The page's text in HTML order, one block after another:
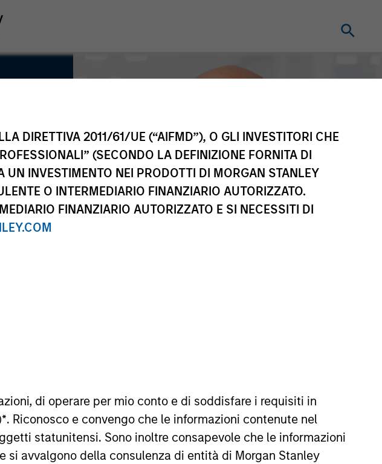
DIRETTIVA 2011/61/UE (“AIFMD”), O GLI INVESTITORI CHE
(SECONDO LA DEFINIZIONE FORNITA DI
INVESTIMENTO NEI PRODOTTI DI MORGAN STANLEY
O INTERMEDIARIO FINANZIARIO AUTORIZZATO.
FINANZIARIO AUTORIZZATO E SI NECESSITI DI
di operare per mio conto e di soddisfare i requisiti in
*. Riconosco e convengo che le informazioni contenute nel
statunitensi. Sono inoltre consapevole che le informazioni
avvalgono della consulenza di entità di Morgan Stanley
Lending where he serves on the Investment
Morgan Stanley in 2019 and has more than 25 years
Director at Madison Capital Funding (now
and fundraising. Prior to Madison Capital, he